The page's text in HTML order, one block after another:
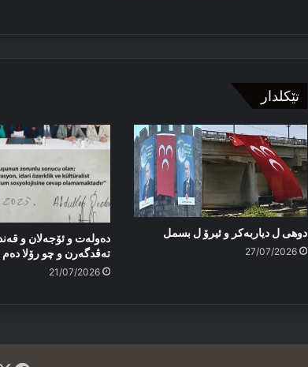
تێکلدار
دوهی ل دیاربەکر و ئیرۆ ل بسمل
27/07/2026
دەولەت و ئۆجەلان و
تەڤدگەرن و چو رۆلا دەم
21/07/2026